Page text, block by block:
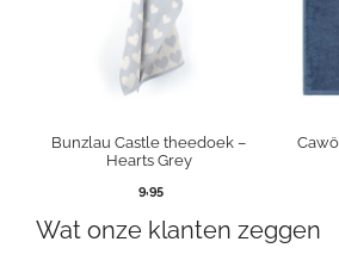
Bunzlau Castle theedoek –
Hearts Grey
9,95
Wat onze klanten zeggen